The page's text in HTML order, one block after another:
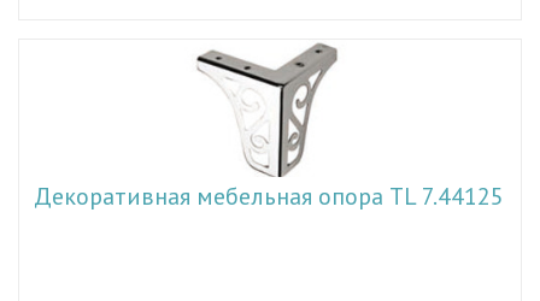
Декоративная мебельная опора TL 7.44125